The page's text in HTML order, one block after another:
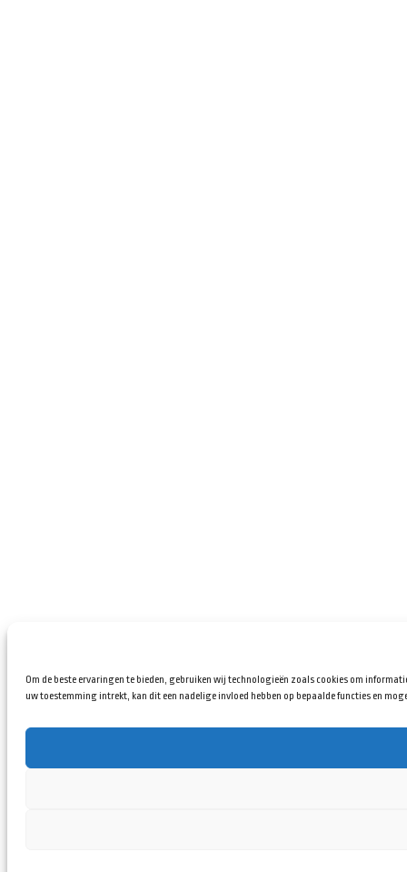
Om de beste ervaringen te bieden, gebruiken wij technologieën zoals cookies om
uw toestemming intrekt, kan dit een nadelige invloed hebben op bepaalde functies en